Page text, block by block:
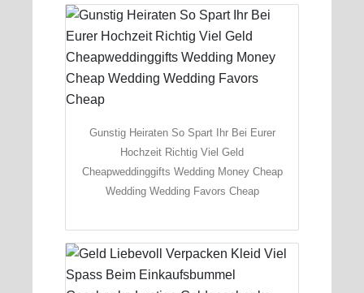
Gunstig Heiraten So Spart Ihr Bei Eurer
Hochzeit Richtig Viel Geld
Cheapweddinggifts Wedding Money Cheap
Wedding Wedding Favors Cheap